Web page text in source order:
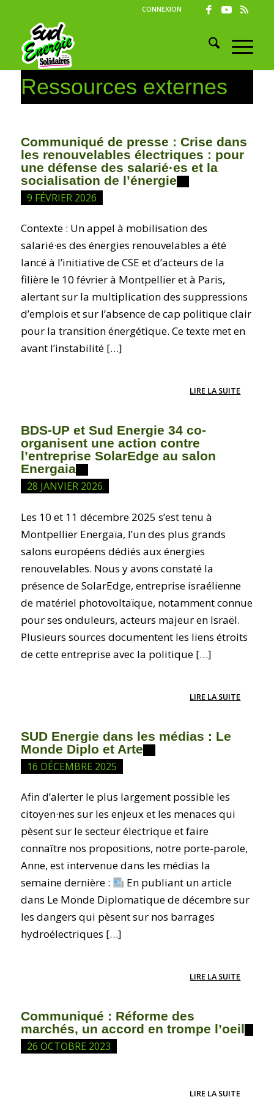
CONNEXION
Ressources externes
Communiqué de presse : Crise dans
les renouvelables électriques : pour
une défense des salarié·es et la
socialisation de l’énergie
9 FÉVRIER 2026
Contexte : Un appel à mobilisation des
salarié·es des énergies renouvelables a été
lancé à l’initiative de CSE et d’acteurs de la
filière le 10 février à Montpellier et à Paris,
alertant sur la multiplication des suppressions
d’emplois et sur l’absence de cap politique clair
pour la transition énergétique. Ce texte met en
avant l’instabilité […]
LIRE LA SUITE
BDS-UP et Sud Energie 34 co-
organisent une action contre
l’entreprise SolarEdge au salon
Energaia
28 JANVIER 2026
Les 10 et 11 décembre 2025 s’est tenu à
Montpellier Energaïa, l’un des plus grands
salons européens dédiés aux énergies
renouvelables. Nous y avons constaté la
présence de SolarEdge, entreprise israélienne
de matériel photovoltaïque, notamment connue
pour ses onduleurs, acteurs majeur en Israël.
Plusieurs sources documentent les liens étroits
de cette entreprise avec la politique […]
LIRE LA SUITE
SUD Energie dans les médias : Le
Monde Diplo et Arte
16 DÉCEMBRE 2025
Afin d’alerter le plus largement possible les
citoyen·nes sur les enjeux et les menaces qui
pèsent sur le secteur électrique et faire
connaître nos propositions, notre porte-parole,
Anne, est intervenue dans les médias la
semaine dernière :
En publiant un article
dans Le Monde Diplomatique de décembre sur
les dangers qui pèsent sur nos barrages
hydroélectriques […]
LIRE LA SUITE
Communiqué : Réforme des
marchés, un accord en trompe l’oeil
26 OCTOBRE 2023
LIRE LA SUITE